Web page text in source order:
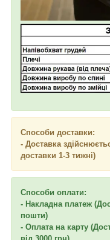
Способи доставки:
- Доставка
доставки 1-3 тижні)
Способи оплати:
- Накладна платеж
пошти)
- Оплата на карту